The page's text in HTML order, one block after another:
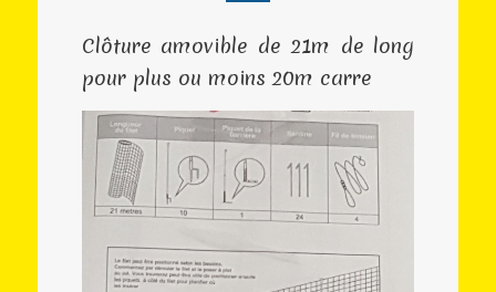
Clôture amovible de 21m de long
pour plus ou moins 20m carre